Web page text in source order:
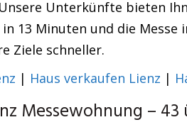
Unterkünfte bieten
13 Minuten und die
Ziele schneller.
| Haus verkaufen Lienz |
Messewohnung –